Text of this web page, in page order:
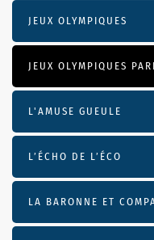
JEUX OLYMPIQUES
JEUX OLYMPIQUES
L'AMUSE GUEULE
L’ÉCHO DE L’ÉCO
LA BARONNE ET